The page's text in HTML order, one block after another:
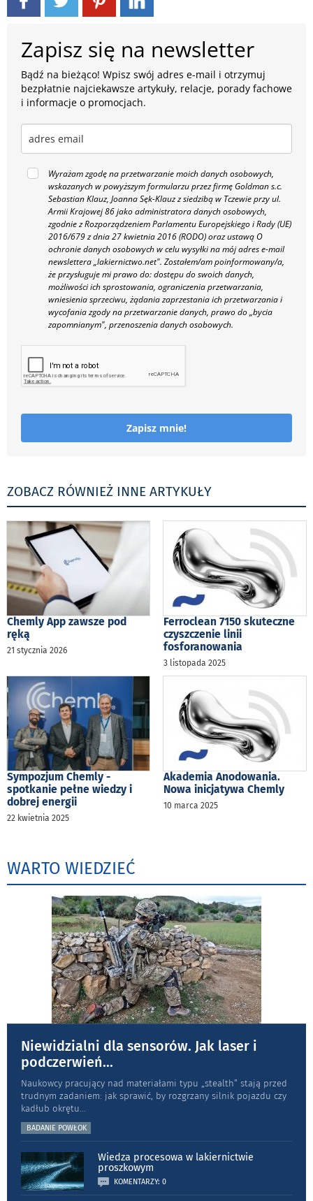
Zapisz się na newsletter
Bądź na bieżąco! Wpisz swój adres e-mail i otrzymuj
bezpłatnie najciekawsze artykuły, relacje, porady fachowe
i informacje o promocjach.
Wyrażam zgodę na przetwarzanie moich danych osobowych,
wskazanych w powyższym formularzu przez firmę Goldman s.c.
Sebastian Klauz, Joanna Sęk-Klauz z siedzibą w Tczewie przy ul.
Armii Krajowej 86 jako administratora danych osobowych,
zgodnie z Rozporządzeniem Parlamentu Europejskiego i Rady (UE)
2016/679 z dnia 27 kwietnia 2016 (RODO) oraz ustawą O
ochronie danych osobowych w celu wysyłki na mój adres e-mail
newslettera „lakiernictwo.net". Zostałem/am poinformowany/a,
że przysługuje mi prawo do: dostępu do swoich danych,
możliwości ich sprostowania, ograniczenia przetwarzania,
wniesienia sprzeciwu, żądania zaprzestania ich przetwarzania i
wycofania zgody na przetwarzanie danych, prawo do „bycia
zapomnianym", przenoszenia danych osobowych.
Zapisz mnie!
ZOBACZ RÓWNIEŻ INNE ARTYKUŁY
Chemly App zawsze pod
ręką
21 stycznia 2026
Ferroclean 7150 skuteczne
czyszczenie linii
fosforanowania
3 listopada 2025
Sympozjum Chemly -
spotkanie pełne wiedzy i
dobrej energii
22 kwietnia 2025
Akademia Anodowania.
Nowa inicjatywa Chemly
10 marca 2025
WARTO WIEDZIEĆ
Niewidzialni dla sensorów. Jak laser i
podczerwień...
Naukowcy pracujący nad materiałami typu „stea­lth” stają przed
trudnym zadaniem: jak sprawić, by rozgrzany silnik pojazdu czy
kadłub okrętu...
BADANIE POWŁOK
Wiedza procesowa w lakiernictwie
proszkowym
KOMENTARZY: 0